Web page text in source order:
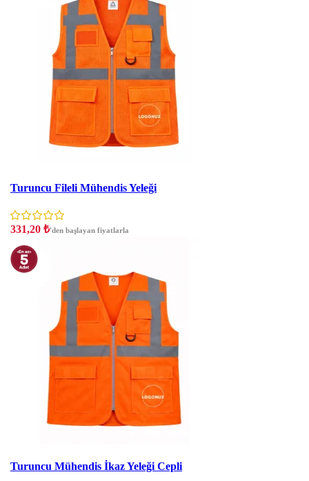
Turuncu Fileli Mühendis Yeleği
331,20 ₺'den başlayan fiyatlarla
Turuncu Mühendis İkaz Yeleği Cepli